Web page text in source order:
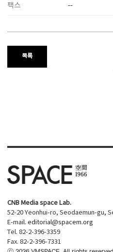
팩스 --
목록
CNB Media space Lab.
52-20 Yeonhui-ro, Seodaemun-gu,
E-mail. editorial@spacem.org
Tel. 82-2-396-3359
Fax. 82-2-396-7331